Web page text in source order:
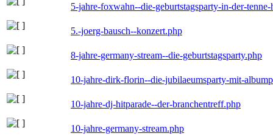
5-jahre-foxwahn--die-geburtstagsparty-in-der-tenne-
5.-joerg-bausch--konzert.php
8-jahre-germany-stream--die-geburtstagsparty.php
10-jahre-dirk-florin--die-jubilaeumsparty-mit-
10-jahre-dj-hitparade--der-branchentreff.php
10-jahre-germany-stream.php